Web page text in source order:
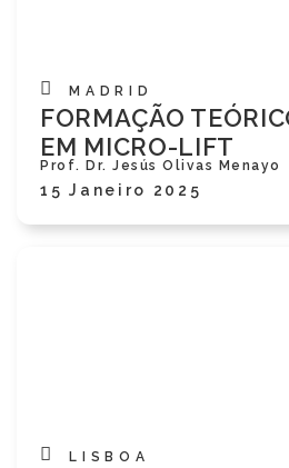
MADRID
FORMAÇÃO
EM MICRO-LIFT
Prof. Dr. Jesús Olivas Menayo
15 Janeiro 2025
LISBOA